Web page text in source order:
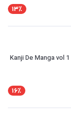
13٪
16٪